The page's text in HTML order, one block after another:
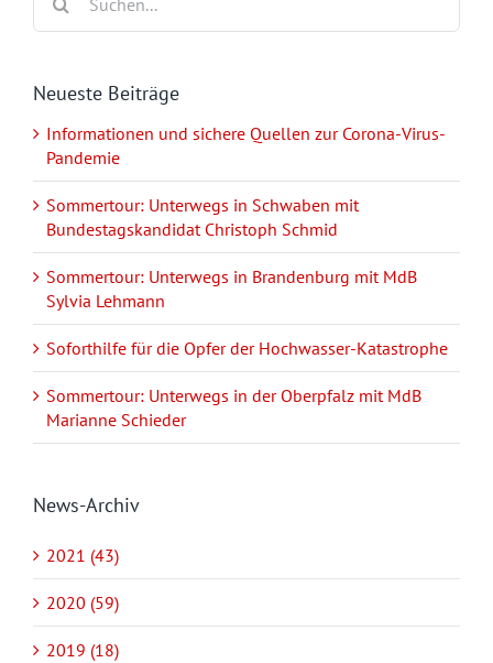
nach:
Neueste Beiträge
Informationen und sichere Quellen zur Corona-Virus-
Pandemie
Sommertour: Unterwegs in Schwaben mit
Bundestagskandidat Christoph Schmid
Sommertour: Unterwegs in Brandenburg mit MdB
Sylvia Lehmann
Soforthilfe für die Opfer der Hochwasser-Katastrophe
Sommertour: Unterwegs in der Oberpfalz mit MdB
Marianne Schieder
News-Archiv
2021 (43)
2020 (59)
2019 (18)